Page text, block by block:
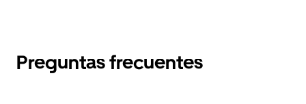
Preguntas frecuentes